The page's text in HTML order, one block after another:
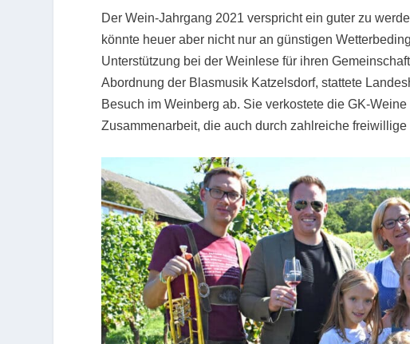
Der Wein-Jahrgang 2021 verspricht ein guter zu
könnte heuer aber nicht nur an günstigen
Unterstützung bei der Weinlese für ihren
Abordnung der Blasmusik Katzelsdorf, stattete
Besuch im Weinberg ab. Sie verkostete die GK-
Zusammenarbeit, die auch durch zahlreiche